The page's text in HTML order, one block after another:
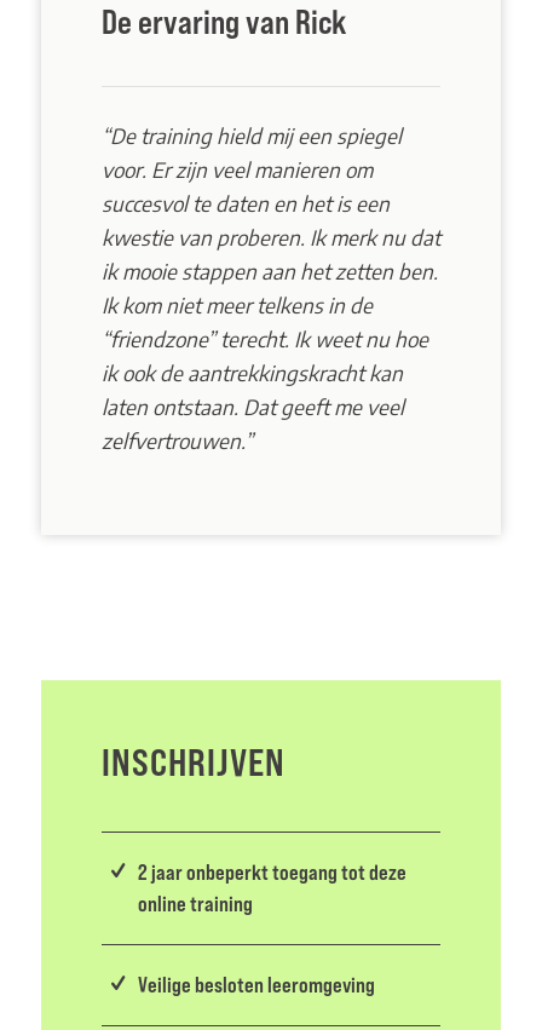
De ervaring van Rick
“De training hield mij een spiegel
voor. Er zijn veel manieren om
succesvol te daten en het is een
kwestie van proberen. Ik merk nu dat
ik mooie stappen aan het zetten ben.
Ik kom niet meer telkens in de
“friendzone” terecht. Ik weet nu hoe
ik ook de aantrekkingskracht kan
laten ontstaan. Dat geeft me veel
zelfvertrouwen.”
INSCHRIJVEN
2 jaar onbeperkt toegang tot deze
online training
Veilige besloten leeromgeving